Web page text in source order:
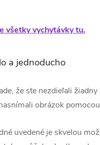
všetky vychytávky tu.
a jednoducho
že ste nezdieľali
obrázok
uvedené je skvelou